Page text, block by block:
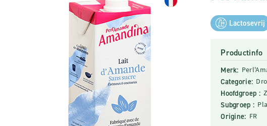
Lactosevrij
Productinfo
Merk:
Categorie:
Hoofdgroep :
Subgroep :
Origine: FR